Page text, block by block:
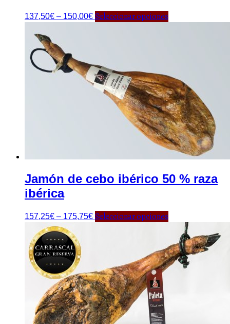
137,50€ – 150,00€ Seleccionar opciones
Jamón de cebo ibérico 50 % raza
ibérica
157,25€ – 175,75€ Seleccionar opciones